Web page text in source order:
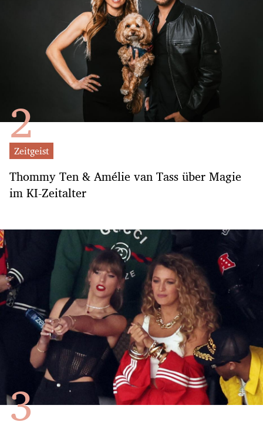
Zeitgeist
Thommy Ten & Amélie van Tass über Magie
im KI-Zeitalter